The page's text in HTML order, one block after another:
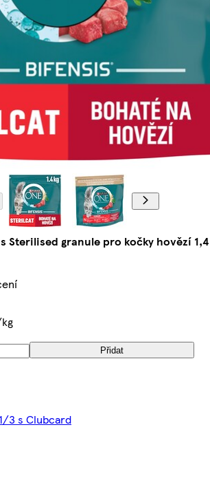
Sterilised granule pro kočky hovězí
Přidat
3 s Clubcard